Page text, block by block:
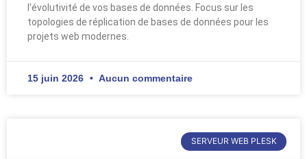
l'évolutivité de vos bases de données. Focus sur les
topologies de réplication de bases de données pour les
projets web modernes.
15 juin 2026 Aucun commentaire
SERVEUR WEB PLESK